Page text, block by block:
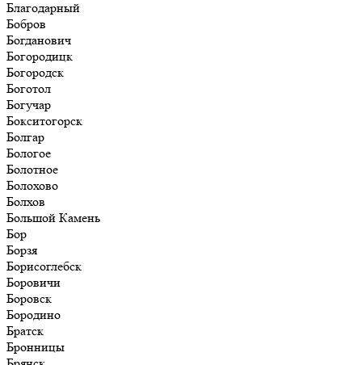
Благодарный
Бобров
Богданович
Богородицк
Богородск
Боготол
Богучар
Бокситогорск
Болгар
Бологое
Болотное
Болохово
Болхов
Большой Камень
Бор
Борзя
Борисоглебск
Боровичи
Боровск
Бородино
Братск
Бронницы